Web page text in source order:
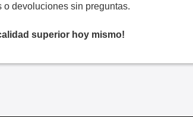
devoluciones sin preguntas.
superior hoy mismo!